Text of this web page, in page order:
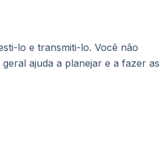
lo e transmiti-lo. Você não
ajuda a planejar e a fazer as